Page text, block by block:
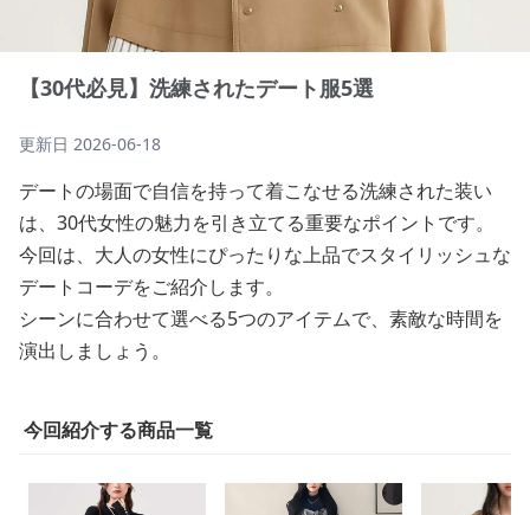
【30代必見】洗練されたデート服5選
更新日 2026-06-18
デートの場面で自信を持って着こなせる洗練された装い
は、30代女性の魅力を引き立てる重要なポイントです。
今回は、大人の女性にぴったりな上品でスタイリッシュな
デートコーデをご紹介します。
シーンに合わせて選べる5つのアイテムで、素敵な時間を
演出しましょう。
今回紹介する商品一覧